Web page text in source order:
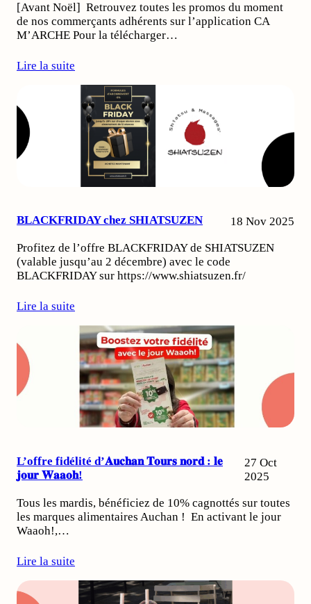
[Avant Noël] Retrouvez toutes les promos du moment
de nos commerçants adhérents sur l’application CA
M’ARCHE Pour la télécharger…
Lire la suite
BLACKFRIDAY chez SHIATSUZEN 18 Nov 2025
Profitez de l’offre BLACKFRIDAY de SHIATSUZEN
(valable jusqu’au 2 décembre) avec le code
BLACKFRIDAY sur https://www.shiatsuzen.fr/
Lire la suite
L’offre fidélité d’𝐀𝐮𝐜𝐡𝐚𝐧 𝐓𝐨𝐮𝐫𝐬 𝐧𝐨𝐫𝐝 : 𝐥𝐞
𝐣𝐨𝐮𝐫 𝐖𝐚𝐚𝐨𝐡!
27 Oct
2025
Tous les mardis, bénéficiez de 10% cagnottés sur toutes
les marques alimentaires Auchan ! En activant le jour
Waaoh!,…
Lire la suite